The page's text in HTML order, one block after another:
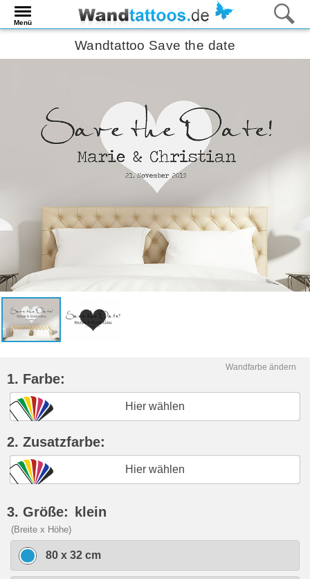
Menü
Wandtattoo Save the date
Wandfarbe ändern
1. Farbe:
Hier wählen
2. Zusatzfarbe:
Hier wählen
3. Größe: klein
(Breite x Höhe)
80 x 32 cm